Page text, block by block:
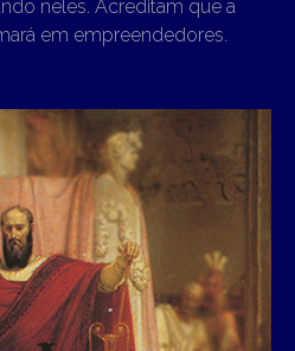
neles. Acreditam que a
em empreendedores.